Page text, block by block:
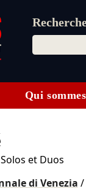
Qui
et Duos
di Venezia /